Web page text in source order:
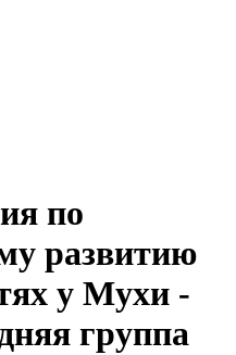
по
развитию
у Мухи -
группа